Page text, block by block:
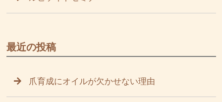
最近の投稿
爪育成にオイルが欠かせない理由